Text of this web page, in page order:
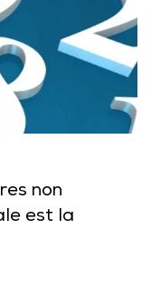
non
est la